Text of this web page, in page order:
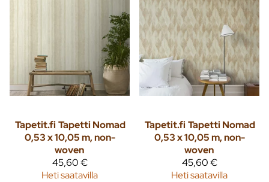
Tapetit.fiTapetti Nomad
0,53 x 10,05 m, non-
woven
45,60 €
Heti saatavilla
Tapetit.fiTapetti Nomad
0,53 x 10,05 m, non-
woven
45,60 €
Heti saatavilla